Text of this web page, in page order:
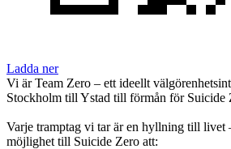
Ladda ner
Vi är Team Zero – ett ideellt
Stockholm till Ystad till förmån för Suicide
Varje tramptag vi tar är en hyllning till livet
möjlighet till Suicide Zero att: